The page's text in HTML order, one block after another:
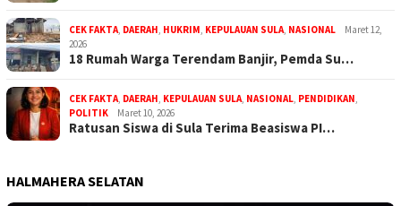
CEK FAKTA, DAERAH, HUKRIM, KEPULAUAN SULA, NASIONAL
Maret 12,
2026
18 Rumah Warga Terendam Banjir, Pemda Su…
CEK FAKTA, DAERAH, KEPULAUAN SULA, NASIONAL, PENDIDIKAN,
POLITIK
Maret 10, 2026
Ratusan Siswa di Sula Terima Beasiswa PI…
HALMAHERA SELATAN